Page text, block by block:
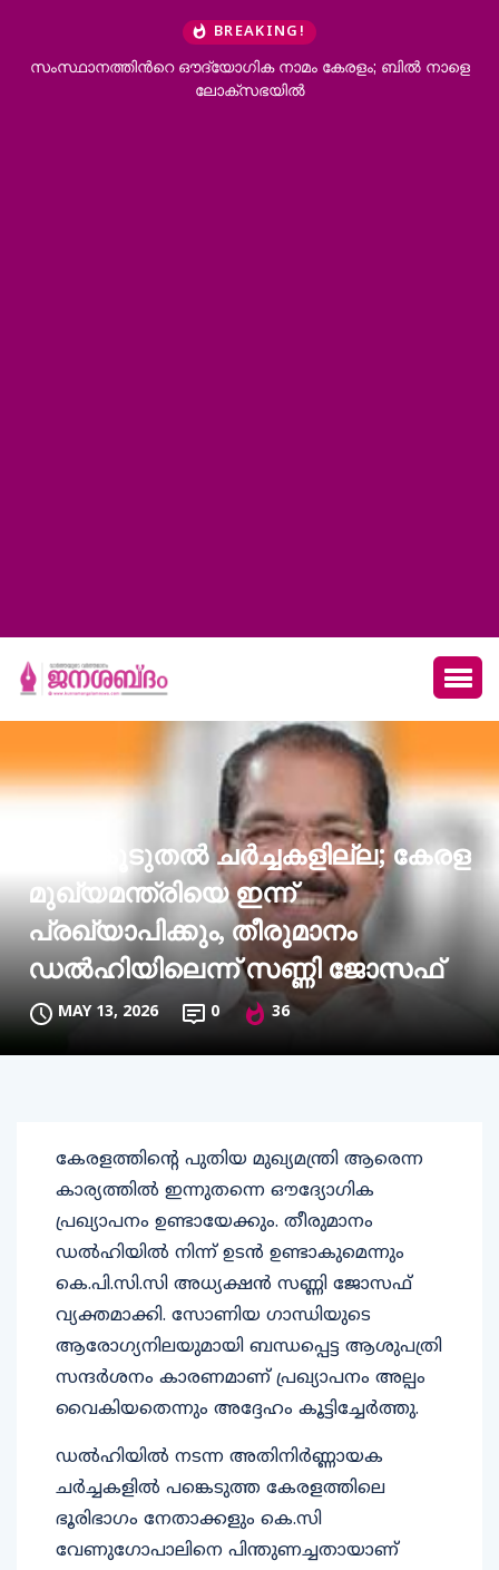
BREAKING!
സംസ്ഥാനത്തിന്‍റെ ഔദ്യോഗിക നാമം കേരളം; ബില്‍ നാളെ
ലോക്സഭയില്‍
ഇനി കൂടുതൽ ചർച്ചകളില്ല; കേരള
മുഖ്യമന്ത്രിയെ ഇന്ന്
പ്രഖ്യാപിക്കും, തീരുമാനം
ഡൽഹിയിലെന്ന് സണ്ണി ജോസഫ്
MAY 13, 2026 0 36
കേരളത്തിന്റെ പുതിയ മുഖ്യമന്ത്രി ആരെന്ന
കാര്യത്തിൽ ഇന്നുതന്നെ ഔദ്യോഗിക
പ്രഖ്യാപനം ഉണ്ടായേക്കും. തീരുമാനം
ഡൽഹിയിൽ നിന്ന് ഉടൻ ഉണ്ടാകുമെന്നും
കെ.പി.സി.സി അധ്യക്ഷൻ സണ്ണി ജോസഫ്
വ്യക്തമാക്കി. സോണിയ ഗാന്ധിയുടെ
ആരോഗ്യനിലയുമായി ബന്ധപ്പെട്ട ആശുപത്രി
സന്ദർശനം കാരണമാണ് പ്രഖ്യാപനം അല്പം
വൈകിയതെന്നും അദ്ദേഹം കൂട്ടിച്ചേർത്തു.
ഡൽഹിയിൽ നടന്ന അതിനിർണ്ണായക
ചർച്ചകളിൽ പങ്കെടുത്ത കേരളത്തിലെ
ഭൂരിഭാഗം നേതാക്കളും കെ.സി
വേണുഗോപാലിനെ പിന്തുണച്ചതായാണ്